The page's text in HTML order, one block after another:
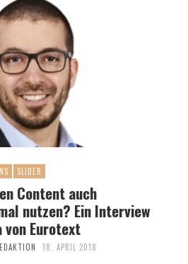
SLIDER
Content auch
nutzen? Ein Interview
Eurotext
18. APRIL 2018